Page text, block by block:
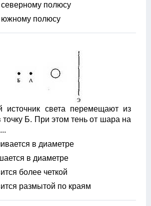
северному полюсу
южному полюсу
источник света перемещают из
точку Б. При этом тень от шара на
в диаметре
в диаметре
более четкой
размытой по краям